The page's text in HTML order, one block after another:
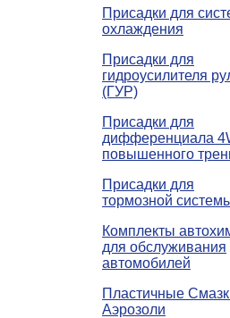
Присадки для
охлаждения
Присадки для
гидроусилителя
(ГУР)
Присадки для
дифференциала
повышенного
Присадки для
тормозной
Комплекты
для обслуживания
автомобилей
Пластичные
Аэрозоли